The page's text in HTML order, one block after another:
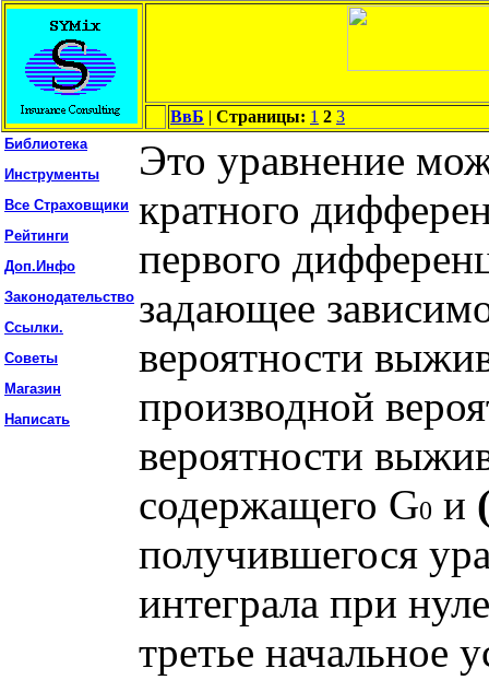
ВвБ | Страницы: 1 2 3
Библиотека
Инструменты
Все Страховщики
Рейтинги
Доп.Инфо
Законодательство
Ссылки.
Советы
Магазин
Написать
Это уравнение
кратного
первого
задающее
вероятности
производной
вероятности
содержащего G0 и
получившегося
интеграла при
третье начальное